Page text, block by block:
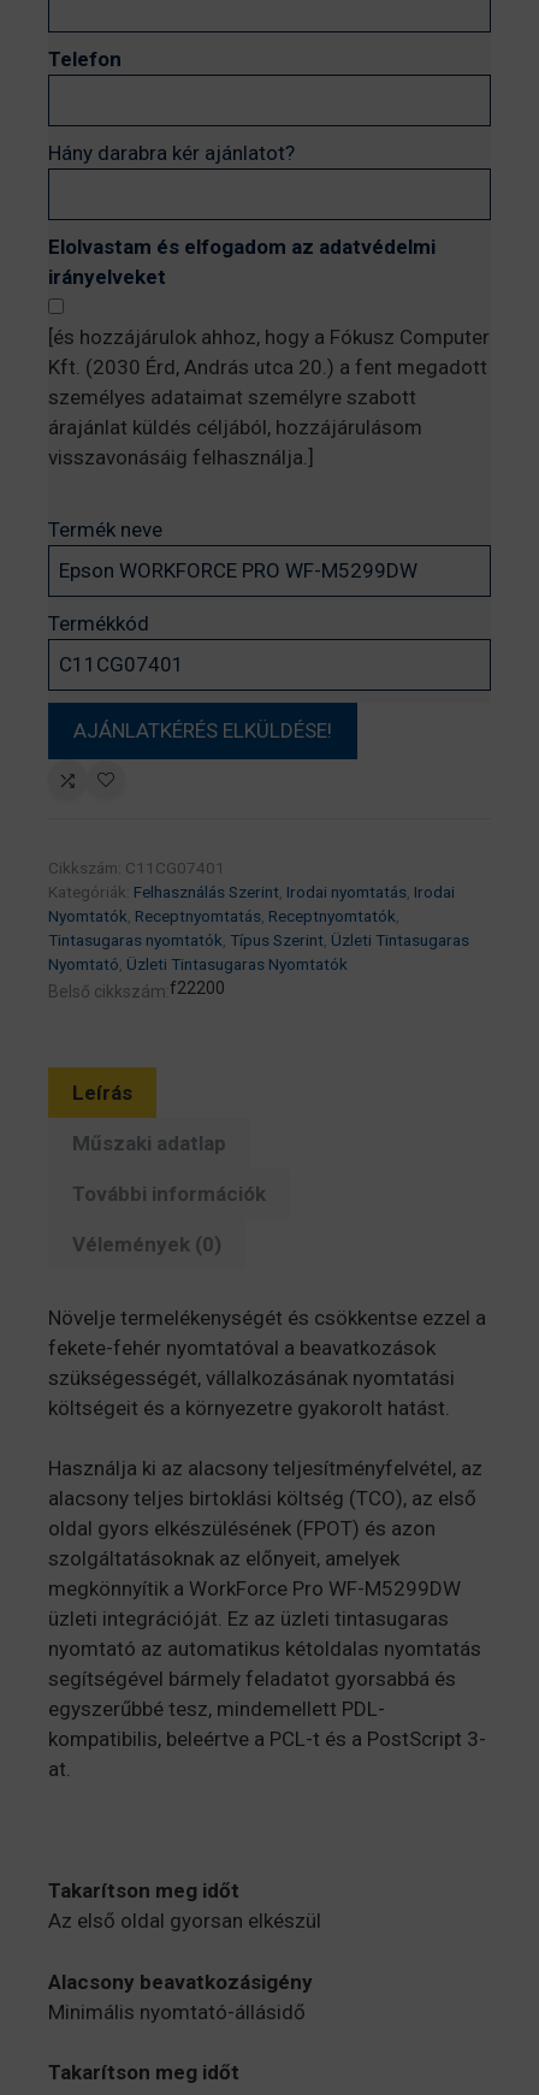
Telefon
Hány darabra kér ajánlatot?
Elolvastam és elfogadom az adatvédelmi
irányelveket
[és hozzájárulok ahhoz, hogy a Fókusz Computer
Kft. (2030 Érd, András utca 20.) a fent megadott
személyes adataimat személyre szabott
árajánlat küldés céljából, hozzájárulásom
visszavonásáig felhasználja.]
Termék neve
Termékkód
Cikkszám: C11CG07401
Kategóriák: Felhasználás Szerint, Irodai nyomtatás, Irodai
Nyomtatók, Receptnyomtatás, Receptnyomtatók,
Tintasugaras nyomtatók, Típus Szerint, Üzleti Tintasugaras
Nyomtató, Üzleti Tintasugaras Nyomtatók
Belső cikkszám:f22200
Leírás
Műszaki adatlap
További információk
Vélemények (0)
Növelje termelékenységét és csökkentse ezzel a
fekete-fehér nyomtatóval a beavatkozások
szükségességét, vállalkozásának nyomtatási
költségeit és a környezetre gyakorolt hatást.
Használja ki az alacsony teljesítményfelvétel, az
alacsony teljes birtoklási költség (TCO), az első
oldal gyors elkészülésének (FPOT) és azon
szolgáltatásoknak az előnyeit, amelyek
megkönnyítik a WorkForce Pro WF-M5299DW
üzleti integrációját. Ez az üzleti tintasugaras
nyomtató az automatikus kétoldalas nyomtatás
segítségével bármely feladatot gyorsabbá és
egyszerűbbé tesz, mindemellett PDL-
kompatibilis, beleértve a PCL-t és a PostScript 3-
at.
Takarítson meg időt
Az első oldal gyorsan elkészül
Alacsony beavatkozásigény
Minimális nyomtató-állásidő
Takarítson meg időt